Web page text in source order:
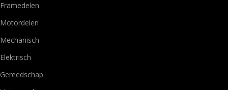
Framedelen
Motordelen
Mechanisch
Elektrisch
Gereedschap